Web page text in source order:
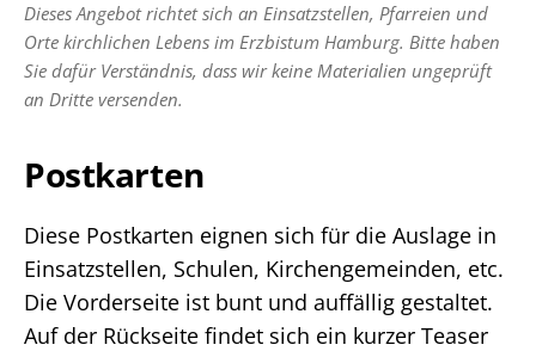
Dieses Angebot richtet sich an Einsatzstellen, Pfarreien und
Orte kirchlichen Lebens im Erzbistum Hamburg. Bitte haben
Sie dafür Verständnis, dass wir keine Materialien ungeprüft
an Dritte versenden.
Postkarten
Diese Postkarten eignen sich für die Auslage in
Einsatzstellen, Schulen, Kirchengemeinden, etc.
Die Vorderseite ist bunt und auffällig gestaltet.
Auf der Rückseite findet sich ein kurzer Teaser